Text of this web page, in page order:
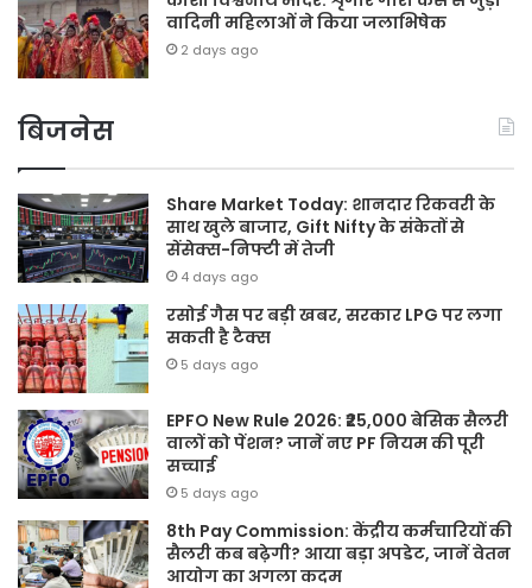
वादिनी महिलाओं ने किया जलाभिषेक
2 days ago
बिजनेस
Share Market Today: शानदार रिकवरी के
साथ खुले बाजार, Gift Nifty के संकेतों से
सेंसेक्स-निफ्टी में तेजी
4 days ago
रसोई गैस पर बड़ी खबर, सरकार LPG पर लगा
सकती है टैक्स
5 days ago
EPFO New Rule 2026: ₹25,000 बेसिक सैलरी
वालों को पेंशन? जानें नए PF नियम की पूरी
सच्चाई
5 days ago
8th Pay Commission: केंद्रीय कर्मचारियों की
सैलरी कब बढ़ेगी? आया बड़ा अपडेट, जानें वेतन
आयोग का अगला कदम